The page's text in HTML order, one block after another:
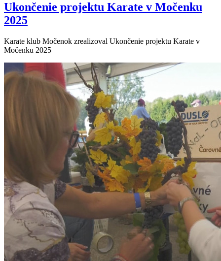
Ukončenie projektu Karate v Močenku
2025
Karate klub Močenok zrealizoval Ukončenie projektu Karate v
Močenku 2025